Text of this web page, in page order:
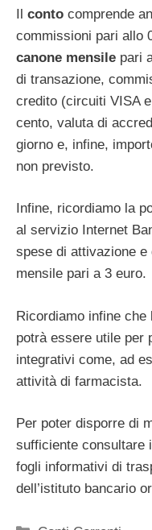
Il conto comprende
commissioni pari allo
canone mensile pari
di transazione,
credito (circuiti VISA
cento, valuta di
giorno e, infine,
non previsto.
Infine, ricordiamo la
al servizio Internet
spese di attivazione
mensile pari a 3 euro.
Ricordiamo infine
potrà essere utile per
integrativi come, ad
attività di farmacista.
Per poter disporre di
sufficiente consultare
fogli informativi di
dell’istituto bancario